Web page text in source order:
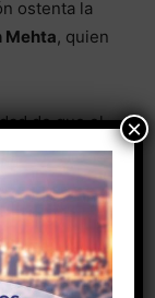
ostenta la
Mehta, quien
de que el
el próximo
con su
su maestro.
×